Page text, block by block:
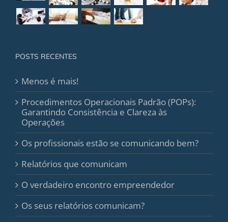
POSTS RECENTES
Menos é mais!
Procedimentos Operacionais Padrão (POPs):
Garantindo Consistência e Clareza às
Operações
Os profissionais estão se comunicando bem?
Relatórios que comunicam
O verdadeiro encontro empreendedor
Os seus relatórios comunicam?